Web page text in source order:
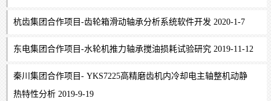
杭齿集团合作项目-齿轮箱滑动轴承分析系统软件开发 2020-1-7
东电集团合作项目-水轮机推力轴承搅油损耗试验研究 2019-11-12
秦川集团合作项目- YKS7225高精磨齿机内冷却电主轴整机动静
热特性分析 2019-9-19